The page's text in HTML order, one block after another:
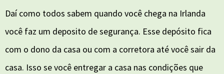
Daí como todos sabem quando você chega na Irlanda
você faz um deposito de segurança. Esse depósito fica
com o dono da casa ou com a corretora até você sair da
casa. Isso se você entregar a casa nas condições que